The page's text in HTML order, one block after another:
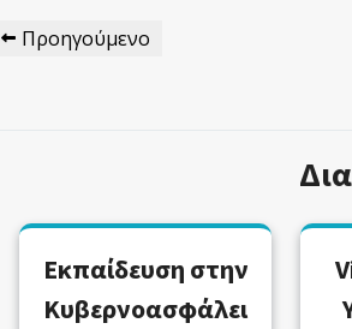
Πλοήγηση
Προηγούμενο
Προηγούμενο
Εκπαίδευση στην
Κυβερνοασφάλει